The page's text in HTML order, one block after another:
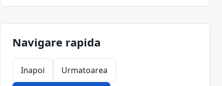
Navigare rapida
Inapoi Urmatoarea